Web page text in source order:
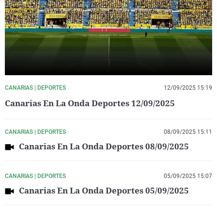
CANARIAS | DEPORTES 12/09/2025 15:19
Canarias En La Onda Deportes 12/09/2025
CANARIAS | DEPORTES 08/09/2025 15:11
Canarias En La Onda Deportes 08/09/2025
CANARIAS | DEPORTES 05/09/2025 15:07
Canarias En La Onda Deportes 05/09/2025